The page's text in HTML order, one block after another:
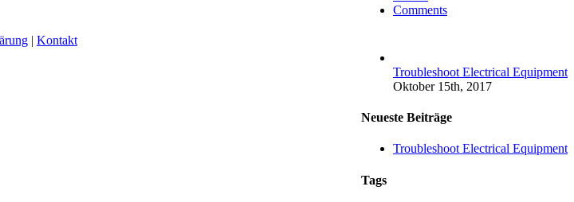
Comments
Troubleshoot Electrical Equipment
Oktober 15th, 2017
Neueste Beiträge
Troubleshoot Electrical Equipment
Tags
| Kontakt